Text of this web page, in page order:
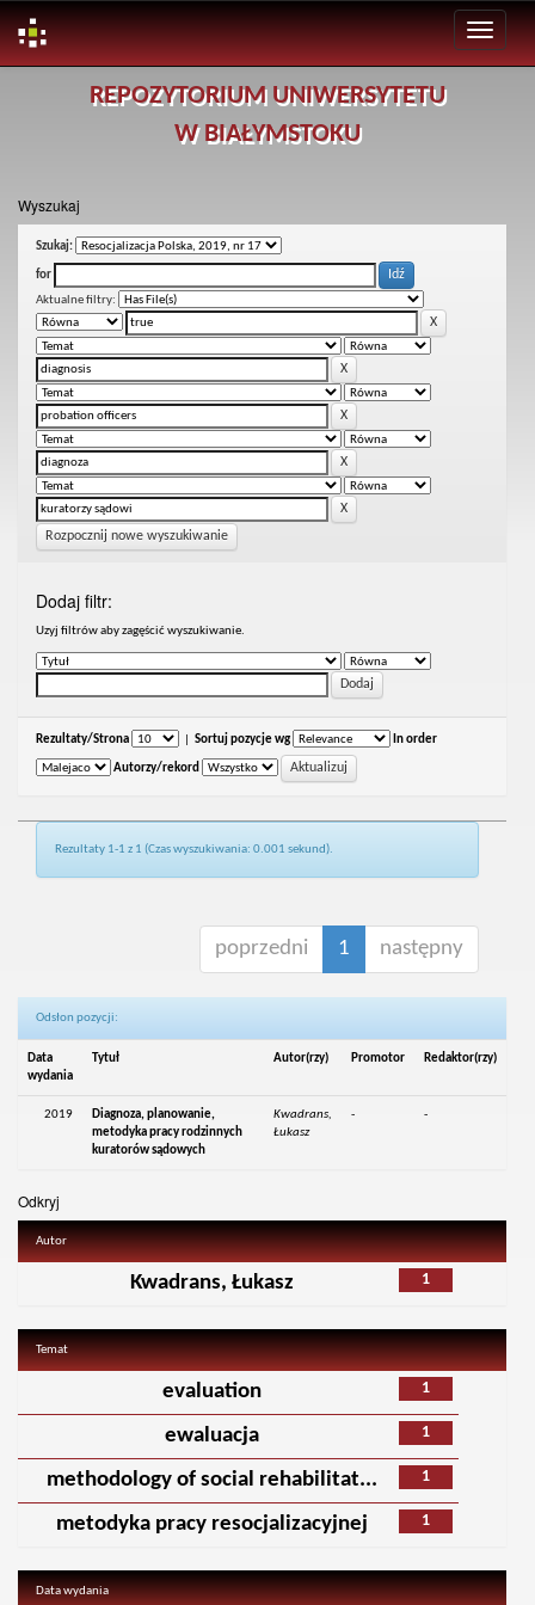
REPOZYTORIUM UNIWERSYTETU
W BIAŁYMSTOKU
Wyszukaj
Szukaj:
for
Aktualne filtry:
Rozpocznij nowe wyszukiwanie
Dodaj filtr:
Uzyj filtrów aby zagęścić wyszukiwanie.
Rezultaty/Strona Sortuj pozycje wg In order
Autorzy/rekord
Rezultaty 1-1 z 1 (Czas wyszukiwania: 0.001 sekund).
poprzedni 1 następny
Odsłon pozycji:
Data
wydania
Tytuł Autor(rzy) Promotor Redaktor(rzy)
2019
Diagnoza, planowanie,
metodyka pracy rodzinnych
kuratorów sądowych
Kwadrans,
Łukasz
- -
Odkryj
Autor
1
Kwadrans, Łukasz
Temat
1
evaluation
1
ewaluacja
1
methodology of social rehabilitat...
1
metodyka pracy resocjalizacyjnej
Data wydania